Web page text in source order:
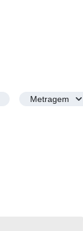
Metragem